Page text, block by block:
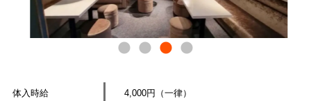
体入時給
4,000円（一律）